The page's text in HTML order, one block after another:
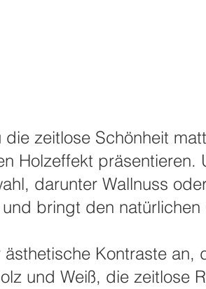
zeitlose Schönheit
Holzeffekt
darunter Wallnuss
bringt den
Kontraste
und Weiß, die zeitlose